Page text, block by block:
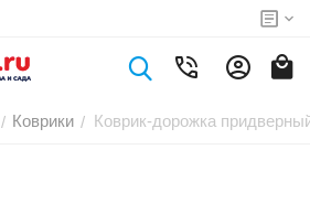
/ Коврики / Коврик-дорожка